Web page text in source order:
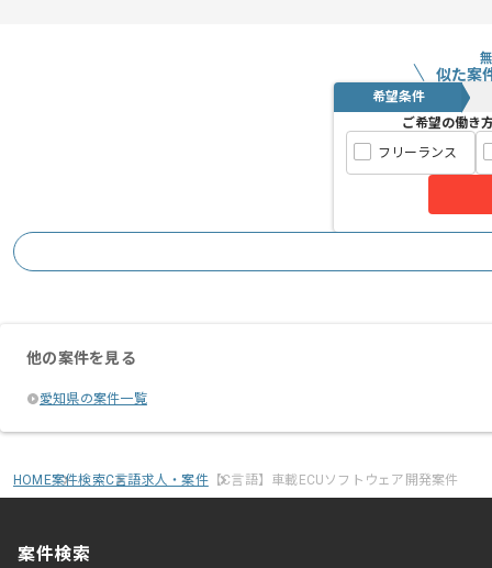
似た案
希望条件
ご希望の働き
フリーランス
他の案件を見る
愛知県の案件一覧
HOME案件検索C言語求人・案件【C言語】車載ECUソフトウェア開発案件
案件検索